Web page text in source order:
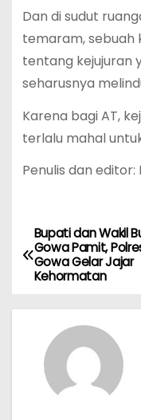
Dan di sudut
temaram, sebuah
tentang kejujuran
seharusnya
Karena bagi AT,
terlalu mahal
Penulis dan editor:
N
a
v
Bupati dan Wakil
Gowa Pamit,
Gowa Gelar Jajar
Kehormatan